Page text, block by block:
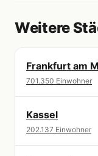
Weitere
Frankfurt am
701.350 Einwohner
Kassel
202.137 Einwohner